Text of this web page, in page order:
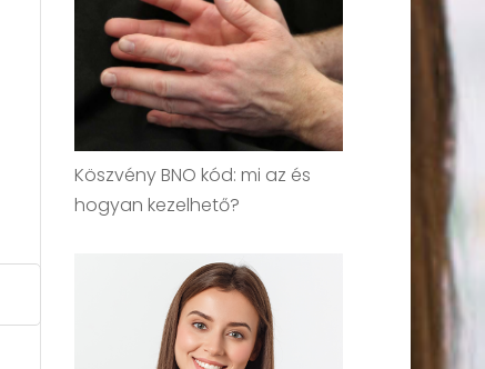
Köszvény BNO kód: mi az és
hogyan kezelhető?